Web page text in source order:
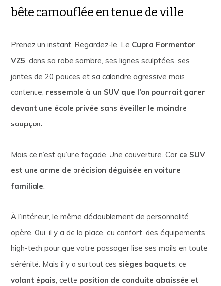
bête camouflée en tenue de ville
Prenez un instant. Regardez-le. Le Cupra Formentor
VZ5 , dans sa robe sombre, ses lignes sculptées, ses
jantes de 20 pouces et sa calandre agressive mais
contenue, ressemble à un SUV que l’on pourrait garer
devant une école privée sans éveiller le moindre
soupçon.
Mais ce n’est qu’une façade. Une couverture. Car ce SUV
est une arme de précision déguisée en voiture
familiale
À l’intérieur, le même dédoublement de personnalité
opère. Oui, il y a de la place, du confort, des équipements
high-tech pour que votre passager lise ses mails en toute
sérénité. Mais il y a surtout ces sièges baquets , ce
volant épais , cette position de conduite abaissée et